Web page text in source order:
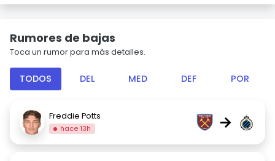
Rumores de bajas
Toca un rumor para más detalles.
TODOS DEL MED DEF POR
Freddie Potts
hace 13h →